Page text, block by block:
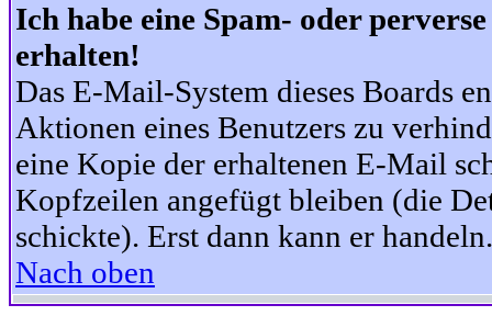
Ich habe eine Spam- oder
erhalten!
Das E-Mail-System dieses Boards
Aktionen eines Benutzers zu
eine Kopie der erhaltenen E-Mail
Kopfzeilen angefügt bleiben (die
schickte). Erst dann kann er handeln.
Nach oben